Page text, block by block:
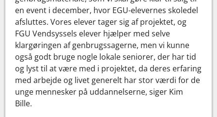
en event i december, hvor EGU-elevernes skoledel
afsluttes. Vores elever tager sig af projektet, og
FGU Vendsyssels elever hjælper med selve
klargøringen af genbrugssagerne, men vi kunne
også godt bruge nogle lokale seniorer, der har tid
og lyst til at være med i projektet, da deres erfaring
med arbejde og livet generelt har stor værdi for de
unge mennesker på uddannelserne, siger Kim
Bille.